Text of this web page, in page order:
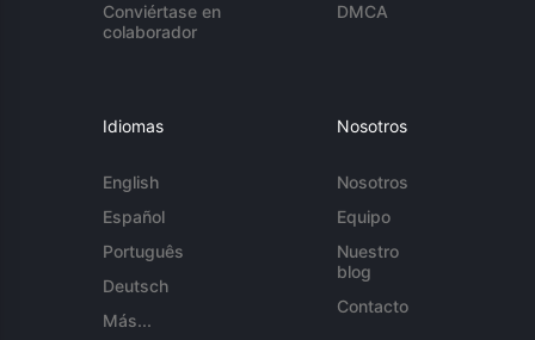
Conviértase en
colaborador
DMCA
Idiomas
English
Español
Português
Deutsch
Más...
Nosotros
Nosotros
Equipo
Nuestro
blog
Contacto